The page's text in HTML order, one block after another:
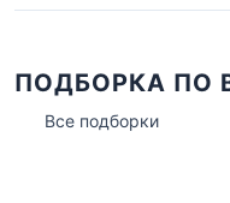
ПОДБОРКА ПО
Все подборки